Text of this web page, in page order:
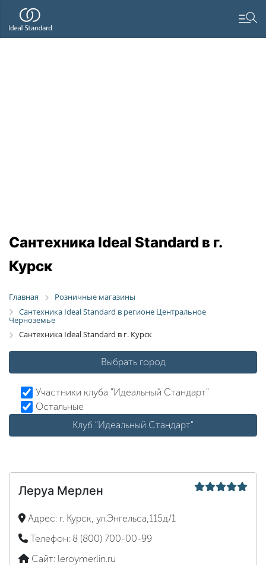
Сантехника Ideal Standard в г.
Курск
Главная
Розничные магазины
Сантехника Ideal Standard в регионе Центральное
Черноземье
Сантехника Ideal Standard в г. Курск
Выбрать город
Участники клуба "Идеальный Стандарт"
Остальные
Клуб "Идеальный Стандарт"
Леруа Мерлен
Адрес: г. Курск, ул.Энгельса,115д/1
Телефон: 8 (800) 700-00-99
Сайт: leroymerlin.ru